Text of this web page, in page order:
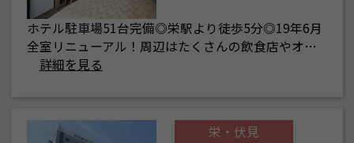
ホテル駐車場51台完備◎栄駅より徒歩5分◎19年6月
全室リニューアル！周辺はたくさんの飲食店やオ…
詳細を見る
栄・伏見